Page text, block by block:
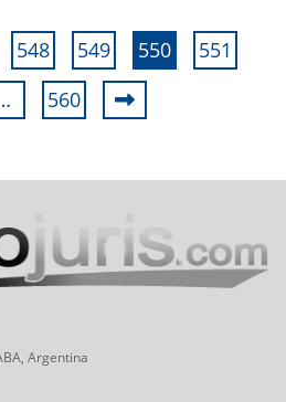
548 549 550
551
560
Argentina